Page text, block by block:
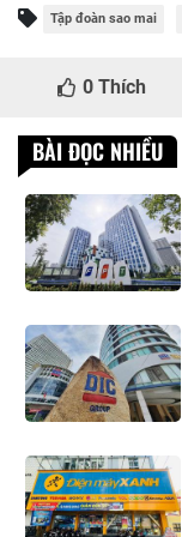
Tập đoàn sao mai
0 Thích
BÀI ĐỌC NHIỀU